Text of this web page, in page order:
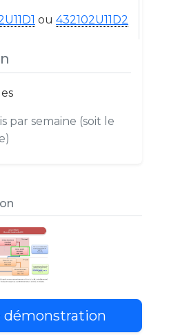
ou 432102U11D2
par semaine (soit le
démonstration